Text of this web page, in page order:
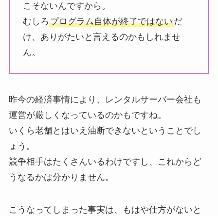
こそないんですから。
むしろプログラム自体が終了ではないだ
け、ありがたいと言えるのかもしれませ
ん。
昨今の経済事情により、レンタルサーバー会社も
運営が厳しくなっているのかもですね。
いくら老舗とはいえ油断できないということでし
ょう。
競争相手はたくさんいるわけですし、これからど
うなるかは分かりません。
こうなってしまった事実は、もはや仕方がないと